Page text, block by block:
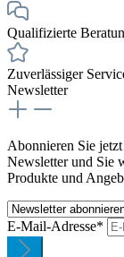
Qualifizierte
Zuverlässiger
Newsletter
Abonnieren Sie
Newsletter und Sie
Produkte und
E-Mail-Adresse*